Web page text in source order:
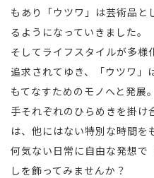
もあり「ウツワ」は芸術品と
るようになっていきました。
そしてライフスタイルが多様
追求されてゆき、「ウツワ」
もてなすためのモノへと発展
手それぞれのひらめきを掛け
は、他にはない特別な時間を
何気ない日常に自由な発想で
しを飾ってみませんか？